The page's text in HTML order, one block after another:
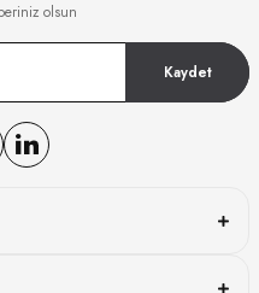
olsun
Kaydet